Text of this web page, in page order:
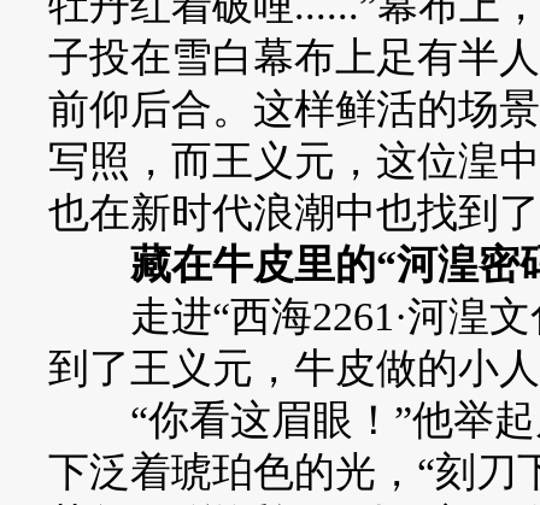
子投在雪白幕布上足有半
前仰后合。这样鲜活的场
写照，而王义元，这位湟
也在新时代浪潮中也找到
藏在牛皮里的“河湟密
走进“西海2261·河湟文
到了王义元，牛皮做的小
“你看这眉眼！”他举起
下泛着琥珀色的光，“刻刀